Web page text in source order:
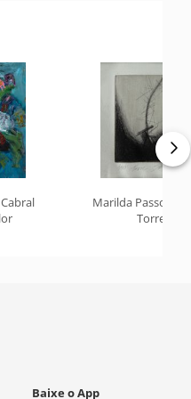
Marilda Passos
Torre
Baixe o App